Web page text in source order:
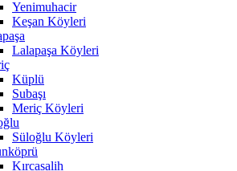
Yenimuhacir
Keşan Köyleri
Lalapaşa Köyleri
Küplü
Subaşı
Meriç Köyleri
Süloğlu Köyleri
Kırcasalih